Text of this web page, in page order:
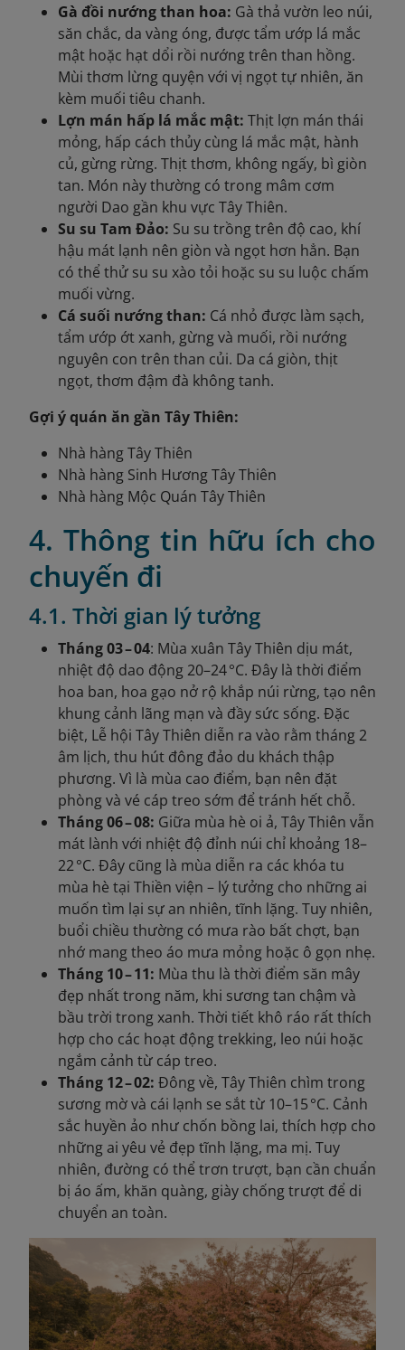
Gà đồi nướng than hoa: Gà thả vườn leo núi,
săn chắc, da vàng óng, được tẩm ướp lá mắc
mật hoặc hạt dổi rồi nướng trên than hồng.
Mùi thơm lừng quyện với vị ngọt tự nhiên, ăn
kèm muối tiêu chanh.
Lợn mán hấp lá mắc mật: Thịt lợn mán thái
mỏng, hấp cách thủy cùng lá mắc mật, hành
củ, gừng rừng. Thịt thơm, không ngấy, bì giòn
tan. Món này thường có trong mâm cơm
người Dao gần khu vực Tây Thiên.
Su su Tam Đảo: Su su trồng trên độ cao, khí
hậu mát lạnh nên giòn và ngọt hơn hẳn. Bạn
có thể thử su su xào tỏi hoặc su su luộc chấm
muối vừng.
Cá suối nướng than: Cá nhỏ được làm sạch,
tẩm ướp ớt xanh, gừng và muối, rồi nướng
nguyên con trên than củi. Da cá giòn, thịt
ngọt, thơm đậm đà không tanh.
Gợi ý quán ăn gần Tây Thiên:
Nhà hàng Tây Thiên
Nhà hàng Sinh Hương Tây Thiên
Nhà hàng Mộc Quán Tây Thiên
4. Thông tin hữu ích cho
chuyến đi
4.1. Thời gian lý tưởng
Tháng 03 – 04: Mùa xuân Tây Thiên dịu mát,
nhiệt độ dao động 20–24 °C. Đây là thời điểm
hoa ban, hoa gạo nở rộ khắp núi rừng, tạo nên
khung cảnh lãng mạn và đầy sức sống. Đặc
biệt, Lễ hội Tây Thiên diễn ra vào rằm tháng 2
âm lịch, thu hút đông đảo du khách thập
phương. Vì là mùa cao điểm, bạn nên đặt
phòng và vé cáp treo sớm để tránh hết chỗ.
Tháng 06 – 08: Giữa mùa hè oi ả, Tây Thiên vẫn
mát lành với nhiệt độ đỉnh núi chỉ khoảng 18–
22 °C. Đây cũng là mùa diễn ra các khóa tu
mùa hè tại Thiền viện – lý tưởng cho những ai
muốn tìm lại sự an nhiên, tĩnh lặng. Tuy nhiên,
buổi chiều thường có mưa rào bất chợt, bạn
nhớ mang theo áo mưa mỏng hoặc ô gọn nhẹ.
Tháng 10 – 11: Mùa thu là thời điểm săn mây
đẹp nhất trong năm, khi sương tan chậm và
bầu trời trong xanh. Thời tiết khô ráo rất thích
hợp cho các hoạt động trekking, leo núi hoặc
ngắm cảnh từ cáp treo.
Tháng 12 – 02: Đông về, Tây Thiên chìm trong
sương mờ và cái lạnh se sắt từ 10–15 °C. Cảnh
sắc huyền ảo như chốn bồng lai, thích hợp cho
những ai yêu vẻ đẹp tĩnh lặng, ma mị. Tuy
nhiên, đường có thể trơn trượt, bạn cần chuẩn
bị áo ấm, khăn quàng, giày chống trượt để di
chuyển an toàn.